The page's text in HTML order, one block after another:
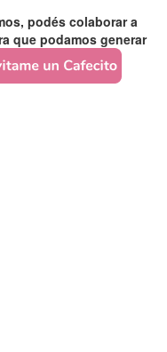
podés colaborar a
que podamos generar